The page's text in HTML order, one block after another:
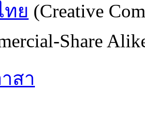
ทย (Creative
Share
สา